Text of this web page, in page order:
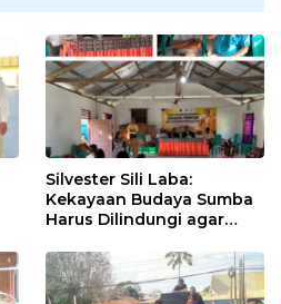
Silvester Sili Laba:
Kekayaan Budaya Sumba
Harus Dilindungi agar